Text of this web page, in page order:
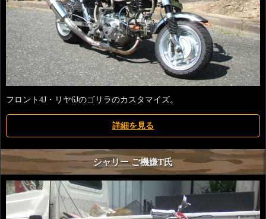
フロント4J・リヤ6Jのゴリラのカスタマイズ。
詳細を見る
シャリー ご機嫌T氏